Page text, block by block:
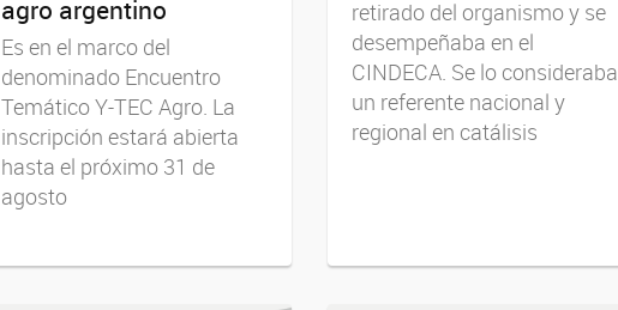
agro argentino
Es en el marco del
denominado Encuentro
Temático Y-TEC Agro. La
inscripción estará abierta
hasta el próximo 31 de
agosto
retirado del organismo y se
desempeñaba en el
CINDECA. Se lo consideraba
un referente nacional y
regional en catálisis